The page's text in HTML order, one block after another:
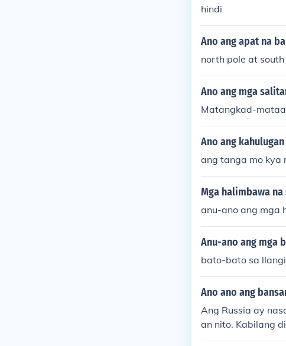
hindi
Ano ang apat na
north pole at south
Ano ang mga
Matangkad-
Ano ang
ang tanga mo kya
Mga halimbawa
anu-ano ang mga
Anu-ano ang mga
bato-bato sa
Ano ano ang
Ang Russia ay
an nito. Kabilang
d ng Ukraine,